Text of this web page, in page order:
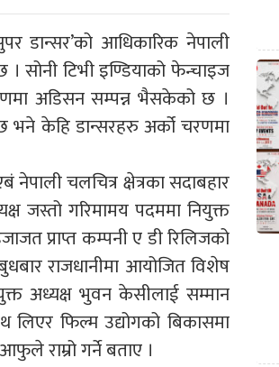
डान्सर’को आधिकारिक नेपाली
। सोनी टिभी इण्डियाको फेन्चाइज
अडिसन सम्पन्न भैसकेको छ ।
भने केहि डान्सरहरु अर्को चरणमा
चलचित्र क्षेत्रका सदाबहार
जस्तो गरिमामय पदममा नियुक्त
प्राप्त कम्पनी ए डी रिलिजको
राजधानीमा आयोजित विशेष
अध्यक्ष भुवन केसीलाई सम्मान
फिल्म उद्योगको बिकासमा
राम्रो गर्ने बताए ।